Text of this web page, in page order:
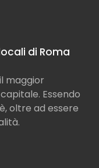
di Roma
maggior
Essendo
oltre ad essere